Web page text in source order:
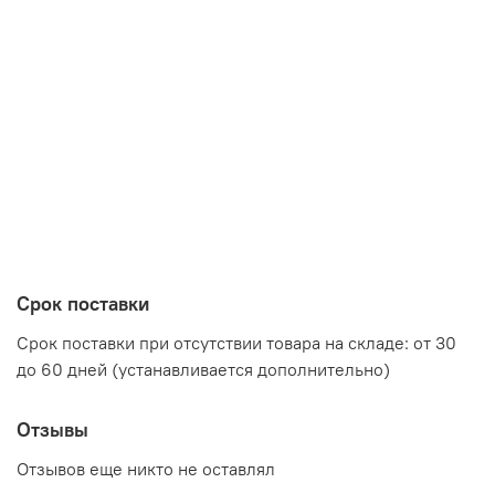
Срок поставки
Срок поставки при отсутствии товара на складе: от 30
до 60 дней (устанавливается дополнительно)
Отзывы
Отзывов еще никто не оставлял